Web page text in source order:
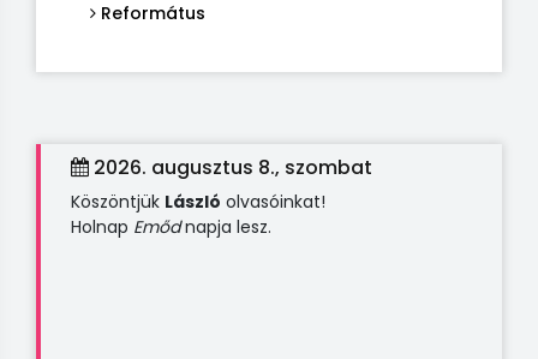
Református
2026. augusztus 8., szombat
Köszöntjük László olvasóinkat!
Holnap Emődnapja lesz.